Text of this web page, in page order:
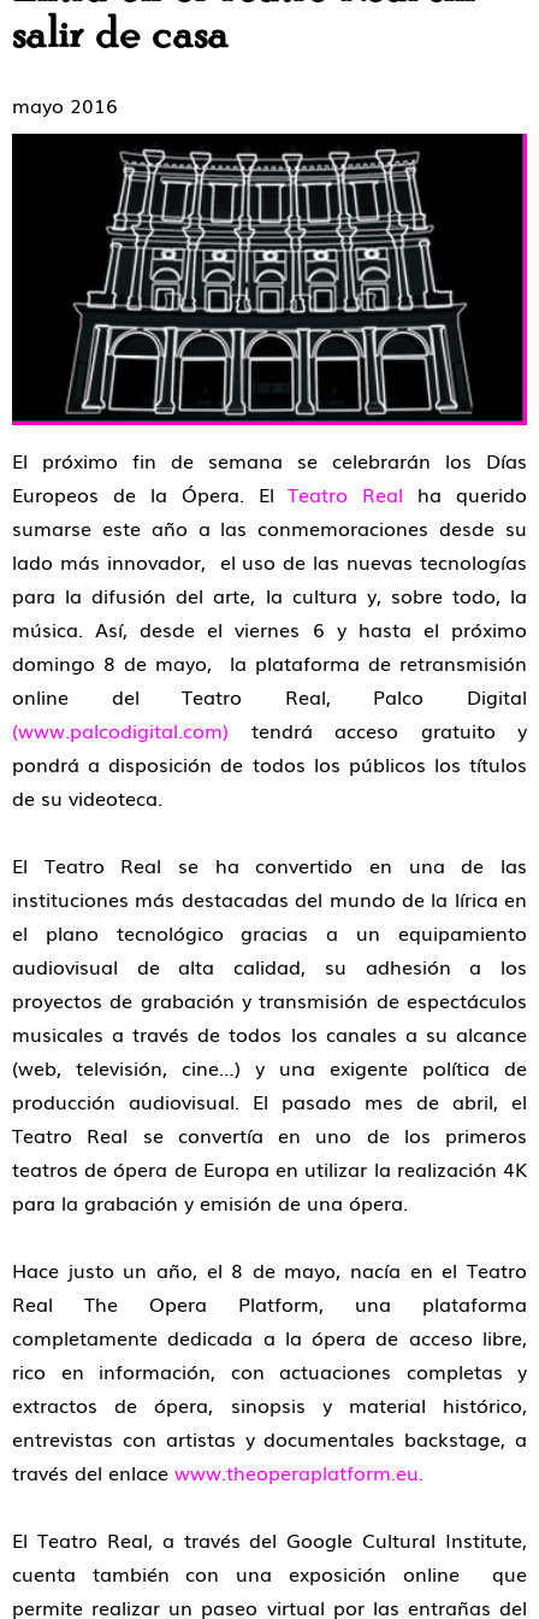
salir de casa
mayo 2016
El próximo fin de semana se celebrarán los Días
Europeos de la Ópera. ElTeatro Real ha querido
sumarse este año a las conmemoraciones desde su
lado más innovador, el uso de las nuevas tecnologías
para la difusión del arte, la cultura y, sobre todo, la
música. Así, desde el viernes 6 y hasta el próximo
domingo 8 de mayo, la plataforma de retransmisión
online del Teatro Real, Palco Digital
(www.palcodigital.com) tendrá acceso gratuito y
pondrá a disposición de todos los públicos los títulos
de su videoteca.
El Teatro Real se ha convertido en una de las
instituciones más destacadas del mundo de la lírica en
el plano tecnológico gracias a un equipamiento
audiovisual de alta calidad, su adhesión a los
proyectos de grabación y transmisión de espectáculos
musicales a través de todos los canales a su alcance
(web, televisión, cine…) y una exigente política de
producción audiovisual. El pasado mes de abril, el
Teatro Real se convertía en uno de los primeros
teatros de ópera de Europa en utilizar la realización 4K
para la grabación y emisión de una ópera.
Hace justo un año, el 8 de mayo, nacía en el Teatro
Real The Opera Platform, una plataforma
completamente dedicada a la ópera de acceso libre,
rico en información, con actuaciones completas y
extractos de ópera, sinopsis y material histórico,
entrevistas con artistas y documentales backstage, a
través del enlace www.theoperaplatform.eu.
El Teatro Real, a través del Google Cultural Institute,
cuenta también con una exposición online que
permite realizar un paseo virtual por las entrañas del